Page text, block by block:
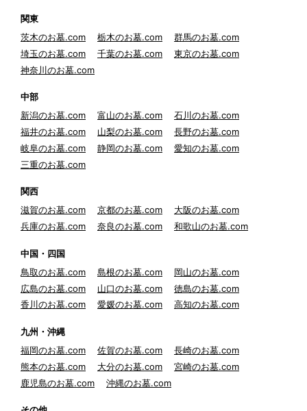
関東
茨木のお墓.com
栃木のお墓.com
群馬のお墓.com
埼玉のお墓.com
千葉のお墓.com
東京のお墓.com
神奈川のお墓.com
中部
新潟のお墓.com
富山のお墓.com
石川のお墓.com
福井のお墓.com
山梨のお墓.com
長野のお墓.com
岐阜のお墓.com
静岡のお墓.com
愛知のお墓.com
三重のお墓.com
関西
滋賀のお墓.com
京都のお墓.com
大阪のお墓.com
兵庫のお墓.com
奈良のお墓.com 和歌山のお墓.com
中国・四国
鳥取のお墓.com
島根のお墓.com
岡山のお墓.com
広島のお墓.com
山口のお墓.com
徳島のお墓.com
香川のお墓.com
愛媛のお墓.com 高知のお墓.com
九州・沖縄
福岡のお墓.com
佐賀のお墓.com
長崎のお墓.com
熊本のお墓.com
大分のお墓.com
宮崎のお墓.com
鹿児島のお墓.com
沖縄のお墓.com